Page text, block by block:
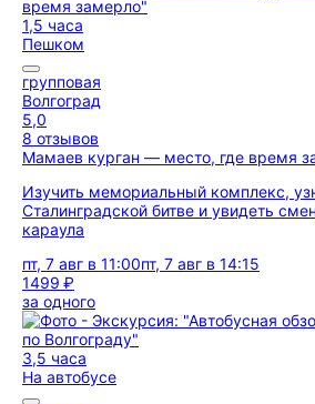
1,5 часа
Пешком
групповая
Волгоград
5,0
8 отзывов
Мамаев курган — место, где время
Изучить мемориальный комплекс,
Сталинградской битве и увидеть
караула
пт, 7 авг в 11:00пт, 7 авг в 14:15
1499 ₽
за одного
3,5 часа
На автобусе